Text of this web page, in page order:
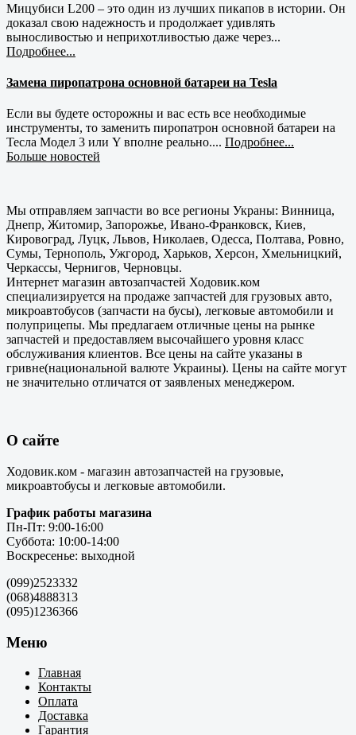
Мицубиси L200 – это один из лучших пикапов в истории. Он
доказал свою надежность и продолжает удивлять
выносливостью и неприхотливостью даже через...
Подробнее...
Замена пиропатрона основной батареи на Tesla
Если вы будете осторожны и вас есть все необходимые
инструменты, то заменить пиропатрон основной батареи на
Тесла Модел 3 или Y вполне реально.... Подробнее...
Больше новостей
Мы отправляем запчасти во все регионы Украны: Винница,
Днепр, Житомир, Запорожье, Ивано-Франковск, Киев,
Кировоград, Луцк, Львов, Николаев, Одесса, Полтава, Ровно,
Сумы, Тернополь, Ужгород, Харьков, Херсон, Хмельницкий,
Черкассы, Чернигов, Черновцы.
Интернет магазин автозапчастей Ходовик.ком
специализируется на продаже запчастей для грузовых авто,
микроавтобусов (запчасти на бусы), легковые автомобили и
полуприцепы. Мы предлагаем отличные цены на рынке
запчастей и предоставляем высочайшего уровня класс
обслуживания клиентов. Все цены на сайте указаны в
гривне(национальной валюте Украины). Цены на сайте могут
не значительно отличатся от заявленых менеджером.
О сайте
Ходовик.ком - магазин автозапчастей на грузовые,
микроавтобусы и легковые автомобили.
График работы магазина
Пн-Пт: 9:00-16:00
Суббота: 10:00-14:00
Воскресенье: выходной
(099)2523332
(068)4888313
(095)1236366
Меню
Главная
Контакты
Оплата
Доставка
Гарантия